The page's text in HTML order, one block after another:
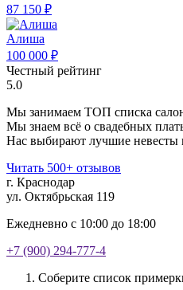
87 150 ₽
Алиша
100 000 ₽
Честный рейтинг
5.0
Мы занимаем ТОП списка
Мы знаем всё о свадебных
Нас выбирают лучшие невесты
Читать 500+ отзывов
г. Краснодар
ул. Октябрьская 119
Ежедневно с 10:00 до 18:00
+7 (900) 294-777-4
Соберите список